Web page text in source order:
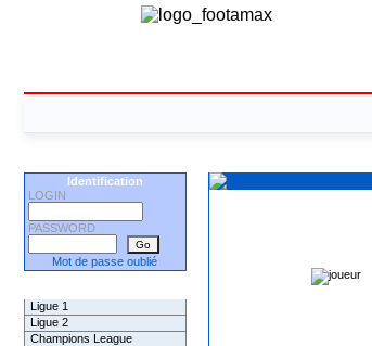
Identification
LOGIN
PASSWORD
Mot de passe oublié
Ligue 1
Ligue 2
Champions League